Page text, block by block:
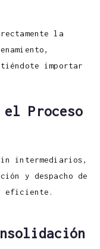
la
importar
Proceso
intermediarios,
y despacho de
eficiente.